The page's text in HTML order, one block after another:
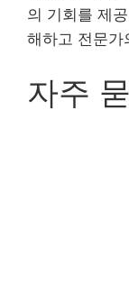
의 기회를 제
해하고 전문가
자주